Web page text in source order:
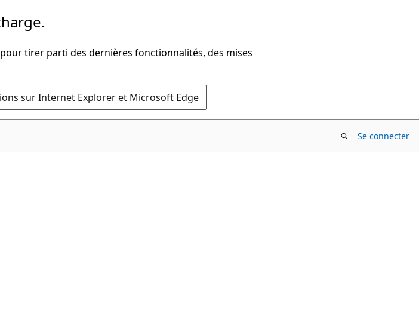
tirer parti des dernières fonctionnalités, des mises
sur Internet Explorer et Microsoft Edge
Se connecter